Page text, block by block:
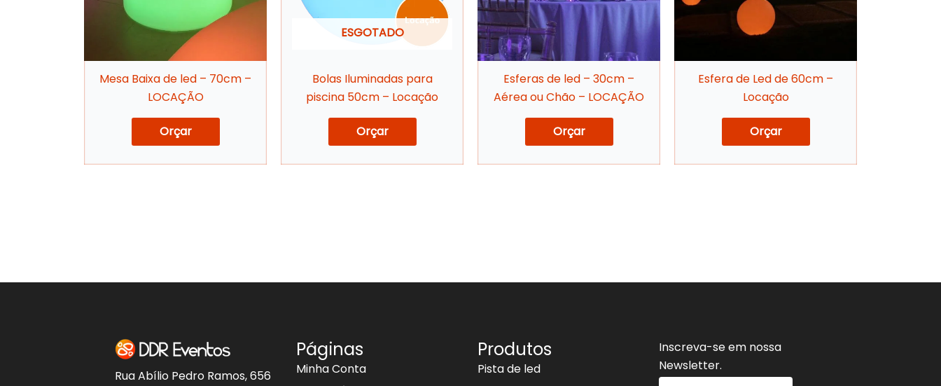
Mesa Baixa de led – 70cm –
LOCAÇÃO
Orçar
ESGOTADO
Bolas Iluminadas para
piscina 50cm – Locação
Orçar
Esferas de led – 30cm –
Aérea ou Chão – LOCAÇÃO
Orçar
Esfera de Led de 60cm –
Locação
Orçar
Rua Abílio Pedro Ramos, 656
Páginas
Minha Conta
Produtos
Pista de led
Inscreva-se em nossa
Newsletter.